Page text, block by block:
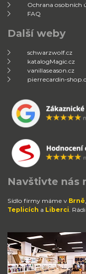
Ochrana osobních
FAQ
Další weby
schwarzwolf.cz
katalogMagic.cz
vanillaseason.cz
pierrecardin-
Navštivte nás
Sídlo firmy máme v Brně
Teplicích a Liberci .